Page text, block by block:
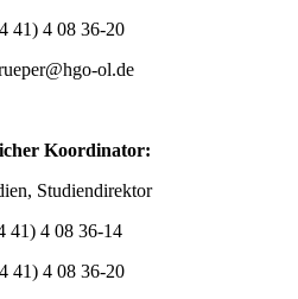
41) 4 08 36-20
ol.de
Koordinator:
Studiendirektor
41) 4 08 36-14
41) 4 08 36-20